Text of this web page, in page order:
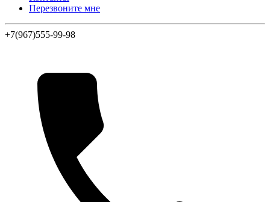
Перезвоните мне
+7(967)555-99-98